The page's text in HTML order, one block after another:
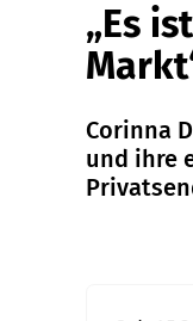
„Es
Corinna
und ihre